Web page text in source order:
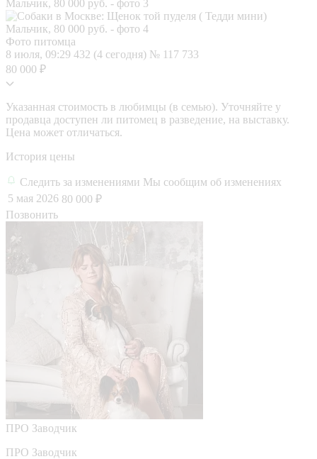
Фото питомца
8 июля, 09:29 432 (4 сегодня) № 117 733
80 000 ₽
Указанная стоимость в любимцы (в семью). Уточняйте у
продавца доступен ли питомец в разведение, на выставку.
Цена может отличаться.
История цены
Следить за изменениями Мы сообщим об изменениях
5 мая 2026 80 000 ₽
Позвонить
ПРО Заводчик
ПРО Заводчик